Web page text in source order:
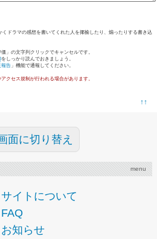
ドラマの感想を書いてくれた人を揶揄したり、煽ったりする書き込
」の文字列クリックでキャンセルです。
をしっかり読んでおきましょう。
報告 」機能で通報してください。
クセス規制が行われる場合があります。
↑↑
面に切り替え
menu
サイトについて
FAQ
お知らせ